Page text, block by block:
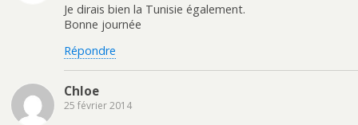
Je dirais bien la Tunisie également.
Bonne journée
Répondre
Chloe
25 février 2014